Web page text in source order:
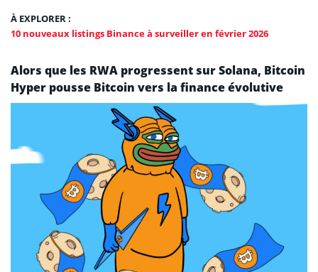
À EXPLORER :
10 nouveaux listings Binance à surveiller en février 2026
Alors que les RWA progressent sur Solana, Bitcoin
Hyper pousse Bitcoin vers la finance évolutive